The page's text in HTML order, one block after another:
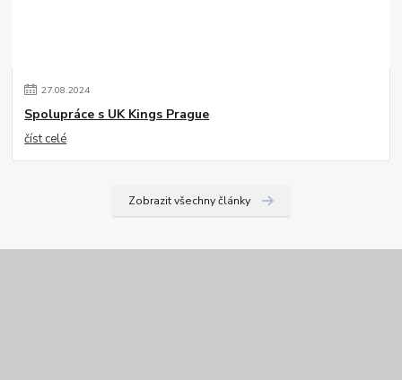
27.08.2024
Spolupráce s UK Kings Prague
číst celé
Zobrazit všechny články